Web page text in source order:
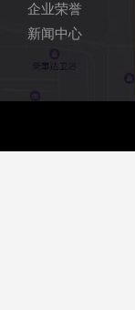
企业荣誉
新闻中心